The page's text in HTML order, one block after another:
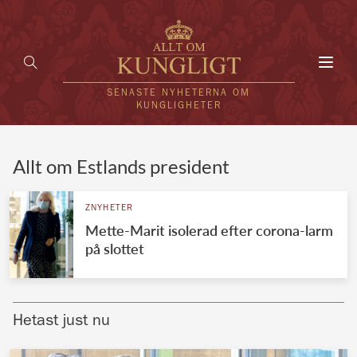
SENASTE NYHETERNA OM
KUNGLIGHETER
UTLÄNDSKT
VÄRLDENS KUNGAHUS
Brittiska kungahuset
Allt om Estlands president
ZNYHETER
Mette-Marit isolerad efter corona-larm
på slottet
Hetast just nu